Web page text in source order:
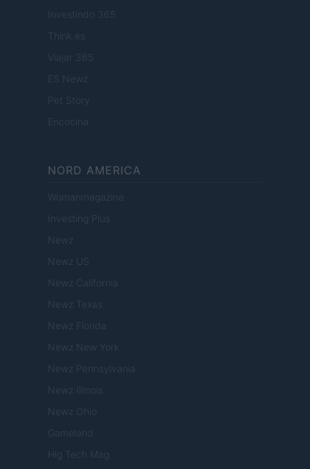
Investindo 365
Think.es
Viajar 365
ES Newz
Pet Story
Encocina
NORD AMERICA
Womanmagazine
Investing Plus
Newz
Newz US
Newz California
Newz Texas
Newz Florida
Newz New York
Newz Pennsylvania
Newz Illinois
Newz Ohio
Gameland
Hig Tech Mag